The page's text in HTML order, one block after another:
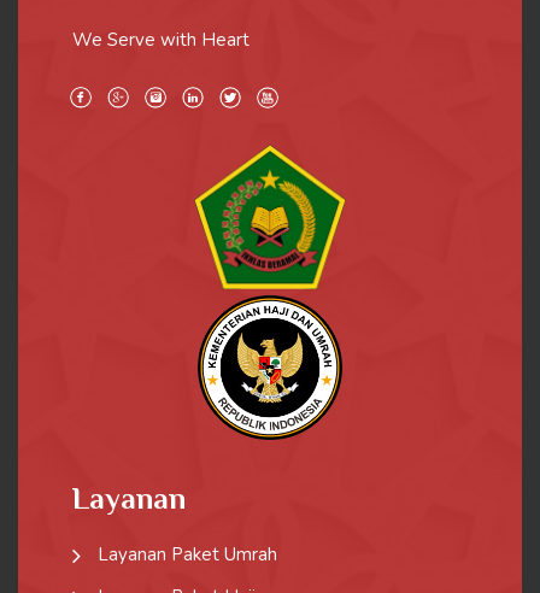
We Serve with Heart
Layanan
Layanan Paket Umrah